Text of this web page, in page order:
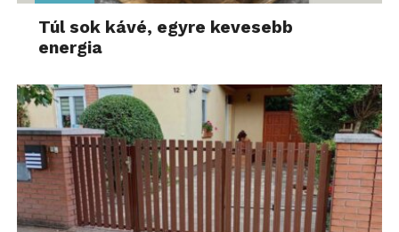
Túl sok kávé, egyre kevesebb
energia